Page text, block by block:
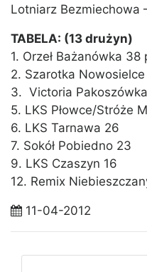
Lotniarz Bezmiechowa
TABELA: (13 drużyn)
1. Orzeł Bażanówka 38
2. Szarotka
3. Victoria
5. LKS Płowce/Stróże
6. LKS Tarnawa 26
7. Sokół Pobiedno 23
9. LKS Czaszyn 16
12. Remix
11-04-2012